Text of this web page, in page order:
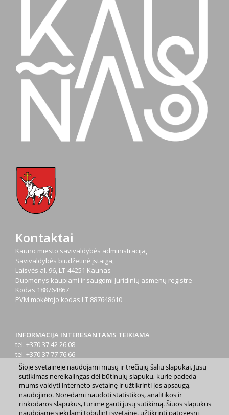
Kontaktai
Kauno miesto savivaldybės administracija,
Savivaldybės biudžetinė įstaiga,
Laisvės al. 96, LT-44251 Kaunas
Duomenys kaupiami ir saugomi Juridinių asmenų registre
Kodas 188764867
PVM mokėtojo kodas LT 887648610
INFORMACIJA INTERESANTAMS TEIKIAMA
tel. +370 37 42 26 08
tel. +370 37 77 76 66
tel. +370 660 07000
el. p.info@kaunas.lt
Šioje svetainėje naudojami mūsų ir trečiųjų šalių slapukai. Jūsų
sutikimas nereikalingas dėl būtinųjų slapukų, kurie padeda
mums valdyti interneto svetainę ir užtikrinti jos apsaugą,
naudojimo. Norėdami naudoti statistikos, analitikos ir
rinkodaros slapukus, turime gauti jūsų sutikimą. Šiuos slapukus
naudojame siekdami tobulinti svetainę, užtikrinti patogesnį